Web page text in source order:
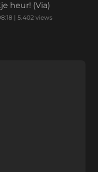
heur! (Via)
|5.402 views